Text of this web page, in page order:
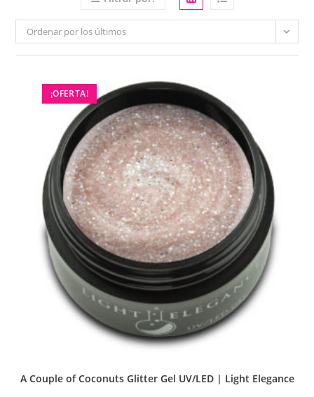
Ordenar por los últimos
¡OFERTA!
A Couple of Coconuts Glitter Gel UV/LED | Light Elegance